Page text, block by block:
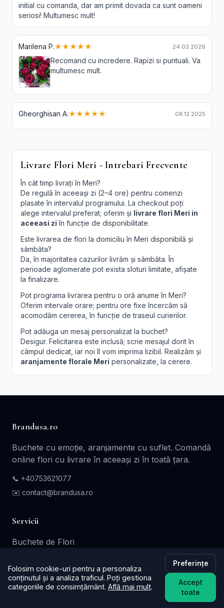
initial cu comanda, dar am primit dovada ca sunt oameni
seriosi! Multumesc mult!
Marilena P.★★★★★ 24.03.2026
Recomand cu incredere. Rapizi si puntuali. Va
multumesc mult.
Gheorghisan A.★★★★★ 08.12.2025
Livrare Flori Meri - Intrebari Frecvente
În cât timp livrați în Meri?
De regulă în aceeași zi (2–4 ore) pentru comenzi
plasate în intervalul programului. La checkout poți
alege intervalul preferat; oferim și livrare flori Meri in
aceeasi zi în funcție de disponibilitate.
Este livrarea de flori la domiciliu în Meri disponibilă și
sâmbăta?
Da, în majoritatea cazurilor livrăm și sâmbăta. În
perioade aglomerate pot exista sloturi limitate, afișate
la finalizare.
Pot programa livrarea pentru o oră anume în Meri?
Oferim intervale orare; pentru ore fixe încercăm să
acomodăm cererea, în funcție de traseul curierilor.
Pot adăuga un mesaj personalizat la buchet?
Desigur. Felicitarea este inclusă; scrie mesajul dorit în
câmpul dedicat, iar noi îl vom imprima lizibil. Realizăm și
aranjamente florale Meri personalizate, la cerere.
Brandusa.ro
Buchete cu emoție, aranjamente cu suflet. Comandă
online flori cu livrare în aceeași zi în toată țara.
📞 +40753621077
✉️ contact@brandusa.ro
Servicii
Buchete de Flori
Aranjamente Florale
Coroane - Jerbe
Folosim cookie-uri pentru a personaliza
conținutul și a analiza traficul. Poți gestiona
categoriile de consimțământ. Află mai mult.
Preferințe
Accept
toate